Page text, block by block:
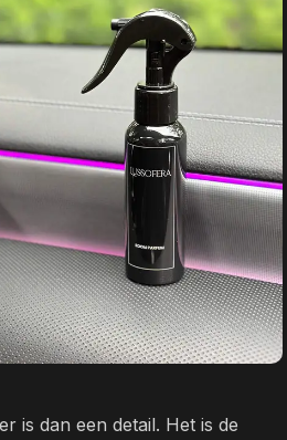
is dan een detail. Het is de